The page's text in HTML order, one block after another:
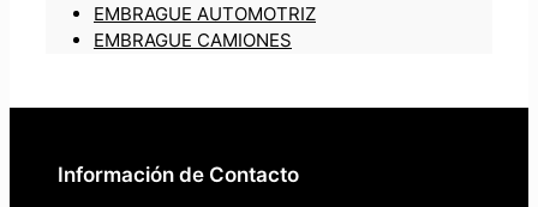
EMBRAGUE AUTOMOTRIZ
EMBRAGUE CAMIONES
Información de Contacto